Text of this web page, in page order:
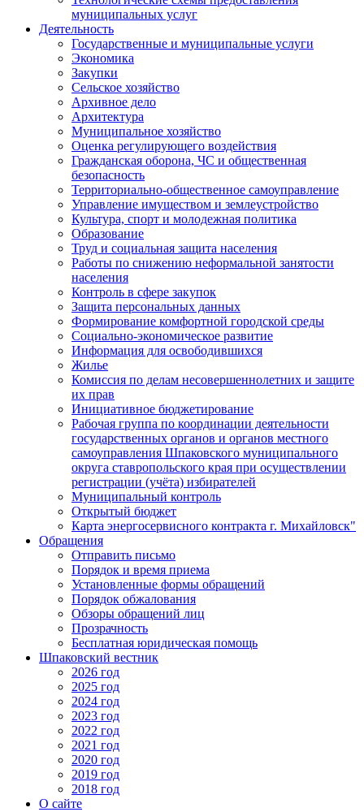
муниципальных услуг
Деятельность
Государственные и муниципальные услуги
Экономика
Закупки
Сельское хозяйство
Архивное дело
Архитектура
Муниципальное хозяйство
Оценка регулирующего воздействия
Гражданская оборона, ЧС и общественная
безопасность
Территориально-общественное самоуправление
Управление имуществом и землеустройство
Культура, спорт и молодежная политика
Образование
Труд и социальная защита населения
Работы по снижению неформальной занятости
населения
Контроль в сфере закупок
Защита персональных данных
Формирование комфортной городской среды
Социально-экономическое развитие
Информация для освободившихся
Жилье
Комиссия по делам несовершеннолетних и защите
их прав
Инициативное бюджетирование
Рабочая группа по координации деятельности
государственных органов и органов местного
самоуправления Шпаковского муниципального
округа ставропольского края при осуществлении
регистрации (учёта) избирателей
Муниципальный контроль
Открытый бюджет
Карта энергосервисного контракта г. Михайловск"
Обращения
Отправить письмо
Порядок и время приема
Установленные формы обращений
Порядок обжалования
Обзоры обращений лиц
Прозрачность
Бесплатная юридическая помощь
Шпаковский вестник
2026 год
2025 год
2024 год
2023 год
2022 год
2021 год
2020 год
2019 год
2018 год
О сайте